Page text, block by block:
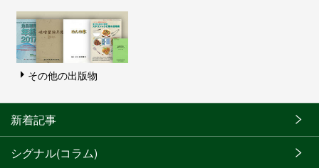
その他の出版物
新着記事
シグナル(コラム)